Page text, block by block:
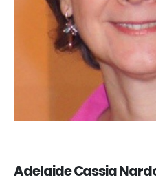
Adelaide Cassia